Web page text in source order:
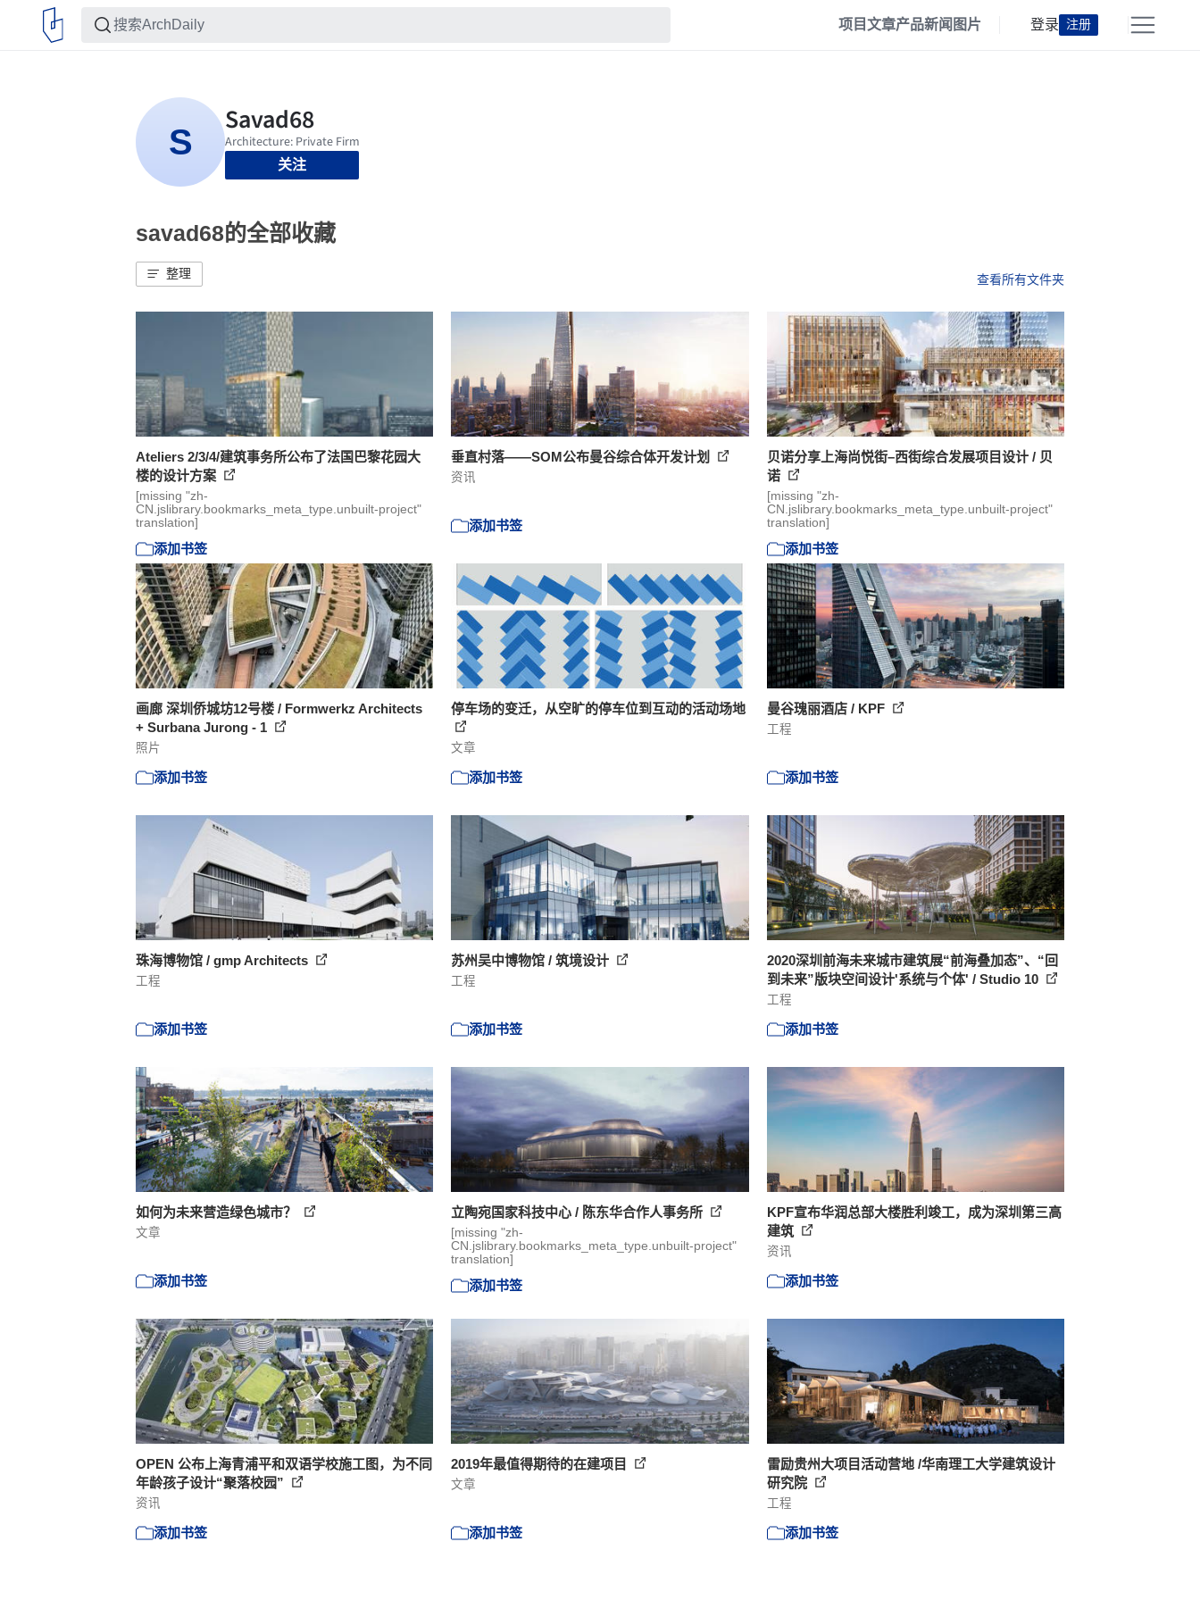
项目文章产品新闻 图片 登录 注册
关注
savad68的全部收藏
整理 查看所有文件夹
Ateliers 2/3/4/建筑事务所公布了法国巴黎花园大
楼的设计方案
[missing "zh-
CN.jslibrary.bookmarks_meta_type.unbuilt-project"
translation]
添加书签
垂直村落——SOM公布曼谷综合体开发计划
资讯
添加书签
贝诺分享上海尚悦街–西街综合发展项目设计 / 贝
诺
[missing "zh-
CN.jslibrary.bookmarks_meta_type.unbuilt-project"
translation]
添加书签
画廊 深圳侨城坊12号楼 / Formwerkz Architects
+ Surbana Jurong - 1
照片
添加书签
停车场的变迁，从空旷的停车位到互动的活动场地
文章
添加书签
曼谷瑰丽酒店 / KPF
工程
添加书签
珠海博物馆 / gmp Architects
工程
添加书签
苏州吴中博物馆 / 筑境设计
工程
添加书签
2020深圳前海未来城市建筑展“前海叠加态”、“回
到未来”版块空间设计'系统与个体' / Studio 10
工程
添加书签
如何为未来营造绿色城市？
文章
添加书签
立陶宛国家科技中心 / 陈东华合作人事务所
[missing "zh-
CN.jslibrary.bookmarks_meta_type.unbuilt-project"
translation]
添加书签
KPF宣布华润总部大楼胜利竣工，成为深圳第三高
建筑
资讯
添加书签
OPEN 公布上海青浦平和双语学校施工图，为不同
年龄孩子设计“聚落校园”
资讯
添加书签
2019年最值得期待的在建项目
文章
添加书签
雷励贵州大项目活动营地 /华南理工大学建筑设计
研究院
工程
添加书签